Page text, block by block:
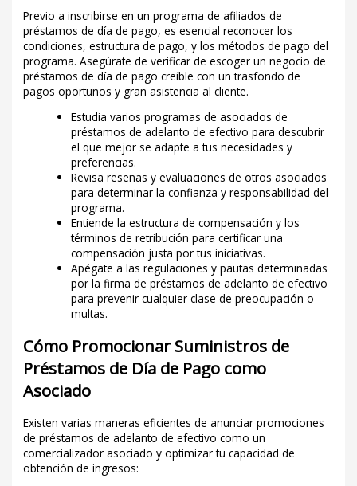
Previo a inscribirse en un programa de afiliados de
préstamos de día de pago, es esencial reconocer los
condiciones, estructura de pago, y los métodos de pago del
programa. Asegúrate de verificar de escoger un negocio de
préstamos de día de pago creíble con un trasfondo de
pagos oportunos y gran asistencia al cliente.
Estudia varios programas de asociados de
préstamos de adelanto de efectivo para descubrir
el que mejor se adapte a tus necesidades y
preferencias.
Revisa reseñas y evaluaciones de otros asociados
para determinar la confianza y responsabilidad del
programa.
Entiende la estructura de compensación y los
términos de retribución para certificar una
compensación justa por tus iniciativas.
Apégate a las regulaciones y pautas determinadas
por la firma de préstamos de adelanto de efectivo
para prevenir cualquier clase de preocupación o
multas.
Cómo Promocionar Suministros de
Préstamos de Día de Pago como
Asociado
Existen varias maneras eficientes de anunciar promociones
de préstamos de adelanto de efectivo como un
comercializador asociado y optimizar tu capacidad de
obtención de ingresos: